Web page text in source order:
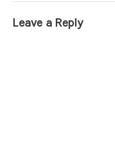
Leave a Reply